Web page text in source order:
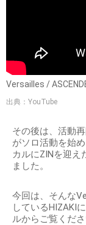
Versailles /
出典：YouTube
その後は、活動
がソロ活動を始
カルにZINを迎え
ました。
今回は、そんな
しているHIZAKI
ルからご覧くださ